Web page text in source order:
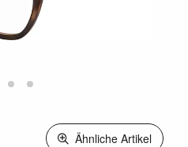
Ähnliche Artikel